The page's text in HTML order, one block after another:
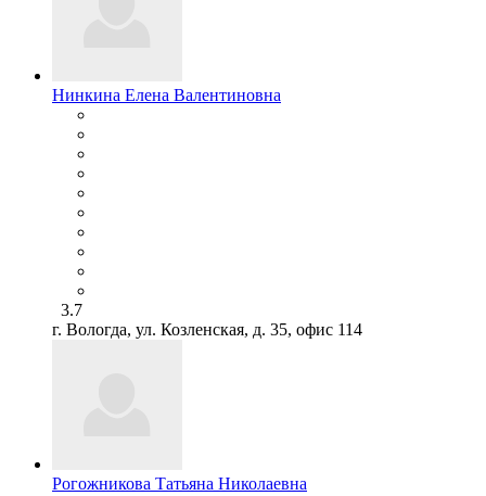
Нинкина Елена Валентиновна
3.7
г. Вологда, ул. Козленская, д. 35, офис 114
Рогожникова Татьяна Николаевна